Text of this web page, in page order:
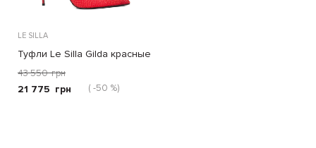
LE SILLA
Туфли Le Silla Gilda красные
43 550 грн
21 775 грн ( -50 %)